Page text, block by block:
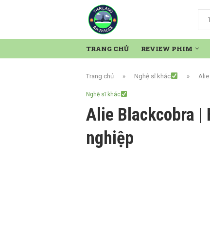
TRANG CHỦ REVIEW PHIM
Trang chủ » Nghệ sĩ khác »
Nghệ sĩ khác
Alie Blackcobra |
nghiệp